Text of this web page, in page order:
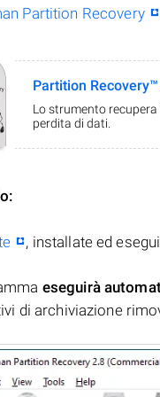
Partition Recovery
Partition
Lo strumento
perdita di dati.
, installate ed
eseguirà
di archiviazione